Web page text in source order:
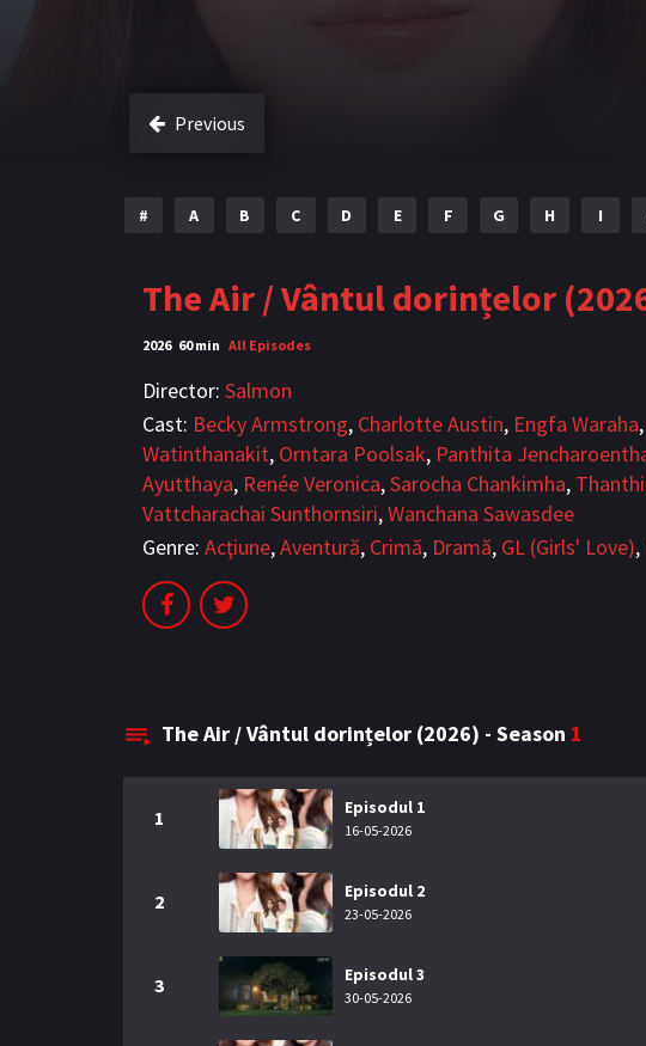
Previous
# A B C D E F G H I
The Air / Vântul dorințelor
2026 60 min All Episodes
Director: Salmon
Cast: Becky Armstrong, Charlotte Austin, Engfa Waraha,
Watinthanakit, Orntara Poolsak, Panthita
Ayutthaya, Renée Veronica,Sarocha Chankimha,
Vattcharachai Sunthornsiri,Wanchana Sawasdee
Genre: Acţiune,Aventură, Crimă, Dramă, GL (Girls' Love),
The Air / Vântul dorințelor (2026) - Season 1
1 Episodul 1
16-05-2026
2 Episodul 2
23-05-2026
3 Episodul 3
30-05-2026